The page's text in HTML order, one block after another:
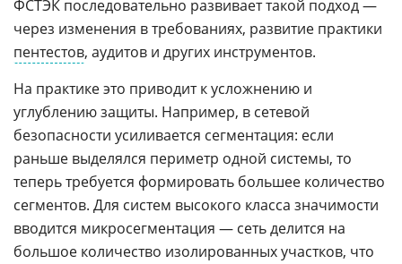
ФСТЭК последовательно развивает такой подход —
через изменения в требованиях, развитие практики
пентестов, аудитов и других инструментов.
На практике это приводит к усложнению и
углублению защиты. Например, в сетевой
безопасности усиливается сегментация: если
раньше выделялся периметр одной системы, то
теперь требуется формировать большее количество
сегментов. Для систем высокого класса значимости
вводится микросегментация — сеть делится на
большое количество изолированных участков, что